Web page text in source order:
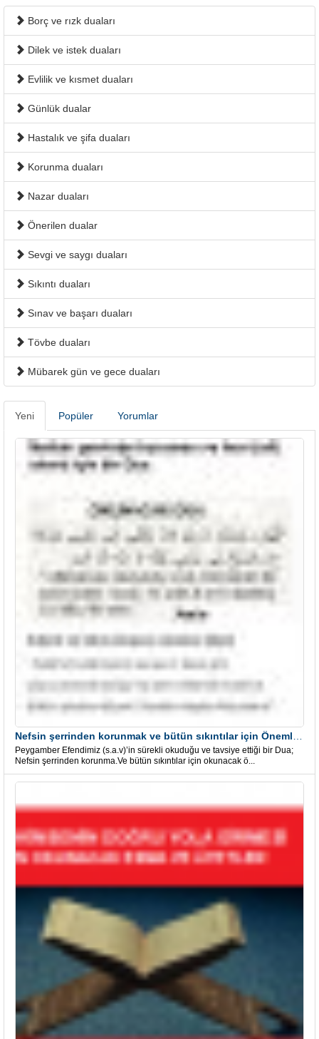
Borç ve rızk duaları
Dilek ve istek duaları
Evlilik ve kısmet duaları
Günlük dualar
Hastalık ve şifa duaları
Korunma duaları
Nazar duaları
Önerilen dualar
Sevgi ve saygı duaları
Sıkıntı duaları
Sınav ve başarı duaları
Tövbe duaları
Mübarek gün ve gece duaları
Yeni Popüler Yorumlar
Peygamber Efendimiz (s.a.v)’in sürekli okuduğu ve tavsiye ettiği bir Dua;
Nefsin şerrinden korunma.Ve bütün sıkıntılar için okunacak ö...